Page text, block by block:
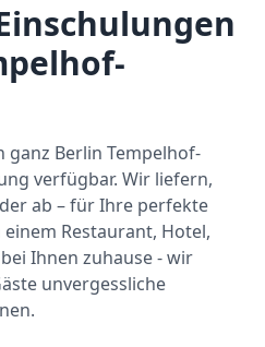
ganz Berlin Tempelhof-
verfügbar. Wir liefern,
ab – für Ihre perfekte
Restaurant, Hotel,
Ihnen zuhause - wir
unvergessliche